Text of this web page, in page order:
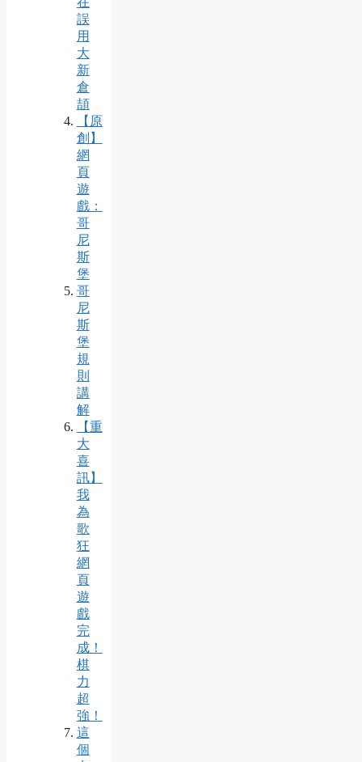
誤
用
大
新
倉
頡
【原
創】
網
頁
遊
戲：
哥
尼
斯
堡
哥
尼
斯
堡
規
則
講
解
【重
大
喜
訊】
我
為
歌
狂
網
頁
遊
戲
完
成！
棋
力
超
強！
這
個